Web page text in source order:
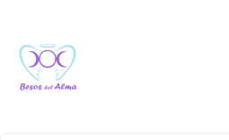
contenido